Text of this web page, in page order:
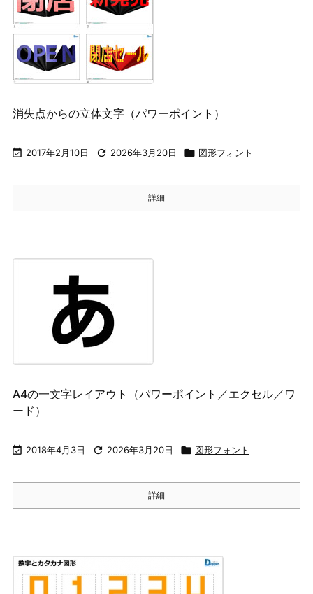
消失点からの立体文字（パワーポイント）
 2017年2月10日  2026年3月20日  図形フォント
詳細
A4の一文字レイアウト（パワーポイント／エクセル／ワ
ード）
 2018年4月3日  2026年3月20日  図形フォント
詳細